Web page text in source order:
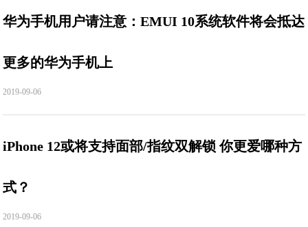
华为手机用户请注意：EMUI 10系统软件将会抵达
更多的华为手机上
2019-09-06
iPhone 12或将支持面部/指纹双解锁 你更爱哪种方
式？
2019-09-06